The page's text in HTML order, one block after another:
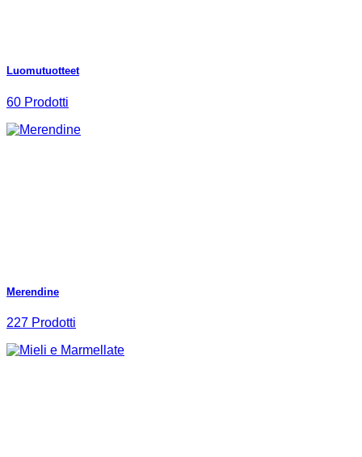
Luomutuotteet
60 Prodotti
Merendine
227 Prodotti